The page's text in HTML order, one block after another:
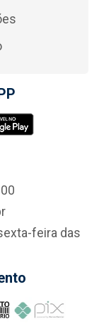
feira das